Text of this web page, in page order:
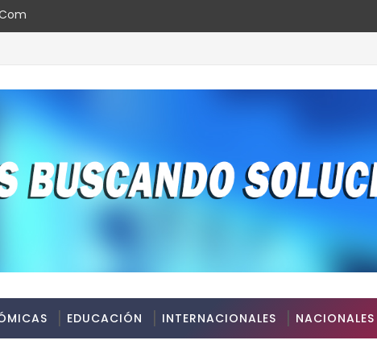
EDUCACIÓN INTERNACIONALES NACIONALES